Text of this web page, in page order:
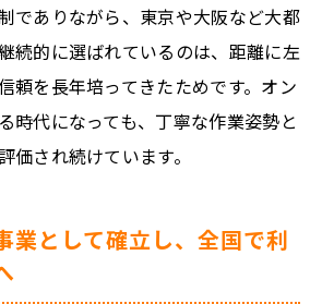
でありながら、東京や大阪など大都
続的に選ばれているのは、距離に左
頼を長年培ってきたためです。オン
時代になっても、丁寧な作業姿勢と
価され続けています。
業として確立し、全国で利